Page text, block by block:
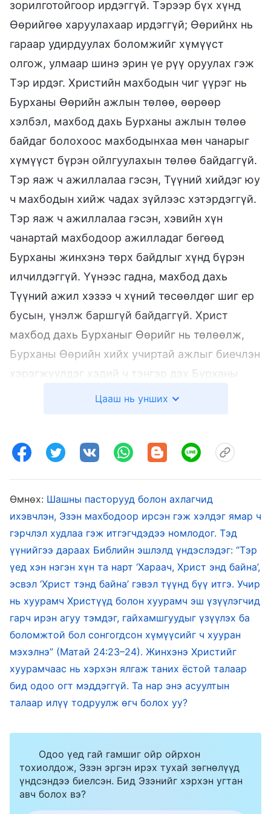
зорилготойгоор ирдэггүй. Тэрээр бүх хүнд
Өөрийгөө харуулахаар ирдэггүй; Өөрийнх нь
гараар удирдуулах боломжийг хүмүүст
олгож, улмаар шинэ эрин үе рүү оруулах гэж
Тэр ирдэг. Христийн махбодын чиг үүрэг нь
Бурханы Өөрийн ажлын төлөө, өөрөөр
хэлбэл, махбод дахь Бурханы ажлын төлөө
байдаг болохоос махбодынхаа мөн чанарыг
хүмүүст бүрэн ойлгуулахын төлөө байдаггүй.
Тэр яаж ч ажиллалаа гэсэн, Түүний хийдэг юу
ч махбодын хийж чадах зүйлээс хэтэрдэггүй.
Тэр яаж ч ажиллалаа гэсэн, хэвийн хүн
чанартай махбодоор ажилладаг бөгөөд
Бурханы жинхэнэ төрх байдлыг хүнд бүрэн
илчилдэггүй. Үүнээс гадна, махбод дахь
Түүний ажил хэзээ ч хүний төсөөлдөг шиг ер
бусын, үнэлж баршгүй байдаггүй. Христ
махбод дахь Бурханыг Өөрийг нь төлөөлж,
Бурханы Өөрийн хийх учиртай ажлыг биечлэн
хэрэгжүүлдэг хэдий ч тэнгэр дэх Бурханы
оршин тогтнолыг үгүйсгэдэггүй, Өөрийнхөө
хэвээр үлддэг. Христээс гадна, өөрсдийгөө
Христүүдийн биеэ тоож, өөрсдийгөө
өргөмжилдөг зан чанартай харьцуулж үзэх
үед, ямархуу махбод үнэхээр Христ вэ гэдэг
нь илэрхий болдог. Тийм хуурамч Христүүд
хэдий чинээ хуурамч байна, төдий чинээ
бардамнадаг бөгөөд хүнийг мэхлэхийн тулд
төдий чинээ тэмдэг, гайхамшиг үзүүлэх
чадвартай байдаг. Хуурамч Христүүдэд
Бурханы чанар байдаггүй; хуурамч Христэд
хамаардаг ямар ч элемент Христэд
холилдоогүй байдаг.
байх явдал юм
Муу ёрын сүнсэнд эзэмдүүлж, “Би бол
Цааш нь унших
Өмнөх: Шашны пасторууд болон ахлагчид
ихэвчлэн, Эзэн махбодоор ирсэн гэж хэлдэг ямар ч
гэрчлэл худлаа гэж итгэгчдэдээ номлодог. Тэд
үүнийгээ дараах Библийн эшлэлд үндэслэдэг: “Тэр
үед хэн нэгэн хүн та нарт ‘Хараач, Христ энд байна’,
эсвэл ‘Христ тэнд байна’ гэвэл түүнд бүү итгэ. Учир
нь хуурамч Христүүд болон хуурамч эш үзүүлэгчид
гарч ирэн агуу тэмдэг, гайхамшгуудыг үзүүлэх ба
боломжтой бол сонгогдсон хүмүүсийг ч хууран
мэхэлнэ” (Матай 24:23–24). Жинхэнэ Христийг
хуурамчаас нь хэрхэн ялгаж таних ёстой талаар
бид одоо огт мэддэггүй. Та нар энэ асуултын
талаар илүү тодруулж өгч болох уу?
Одоо үед гай гамшиг ойр ойрхон
тохиолдож, Эзэн эргэн ирэх тухай зөгнөлүүд
үндсэндээ биелсэн. Бид Эзэнийг хэрхэн угтан
авч болох вэ?